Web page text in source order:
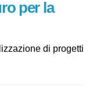
per la
di